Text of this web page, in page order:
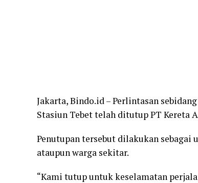
Jakarta, Bindo.id – Perlintasan
Stasiun Tebet telah ditutup PT Kereta
Penutupan tersebut dilakukan
ataupun warga sekitar.
“Kami tutup untuk keselamatan